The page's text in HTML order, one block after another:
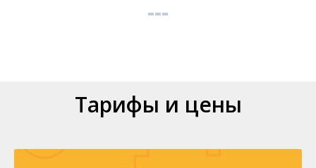
Тарифы и цены